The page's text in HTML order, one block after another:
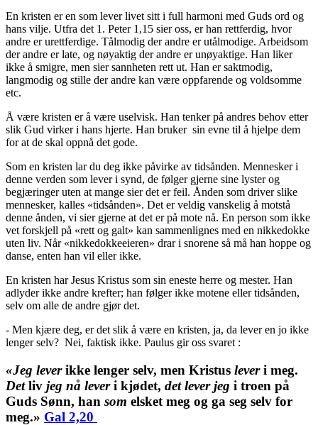
En kristen er en som lever livet sitt i full harmoni med Guds ord og
hans vilje. Utfra det 1. Peter 1,15 sier oss, er han rettferdig, hvor
andre er urettferdige. Tålmodig der andre er utålmodige. Arbeidsom
der andre er late, og nøyaktig der andre er unøyaktige. Han liker
ikke å smigre, men sier sannheten rett ut. Han er saktmodig,
langmodig og stille der andre kan være oppfarende og voldsomme
etc.
Å være kristen er å være uselvisk. Han tenker på andres behov etter
slik Gud virker i hans hjerte. Han bruker sin evne til å hjelpe dem
for at de skal oppnå det gode.
Som en kristen lar du deg ikke påvirke av tidsånden. Mennesker i
denne verden som lever i synd, de følger gjerne sine lyster og
begjæringer uten at mange sier det er feil. Ånden som driver slike
mennesker, kalles «tidsånden». Det er veldig vanskelig å motstå
denne ånden, vi sier gjerne at det er på mote nå. En person som ikke
vet forskjell på «rett og galt» kan sammenlignes med en nikkedokke
uten liv. Når «nikkedokkeeieren» drar i snorene så må han hoppe og
danse, enten han vil eller ikke.
En kristen har Jesus Kristus som sin eneste herre og mester. Han
adlyder ikke andre krefter; han følger ikke motene eller tidsånden,
selv om alle de andre gjør det.
- Men kjære deg, er det slik å være en kristen, ja, da lever en jo ikke
lenger selv? Nei, faktisk ikke. Paulus gir oss svaret :
«Jeg leverikke lenger selv, men Kristus leveri meg.
Detliv jeg nå leveri kjødet, det lever jeg i troen på
Guds Sønn, han som elsket meg og ga seg selv for
meg.» Gal 2,20